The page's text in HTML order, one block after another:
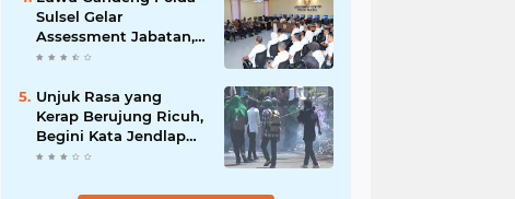
Sulsel Gelar
Assessment Jabatan,
Perkuat Penempatan
Kompetensi
Unjuk Rasa yang
Kerap Berujung Ricuh,
Begini Kata Jendlap
API